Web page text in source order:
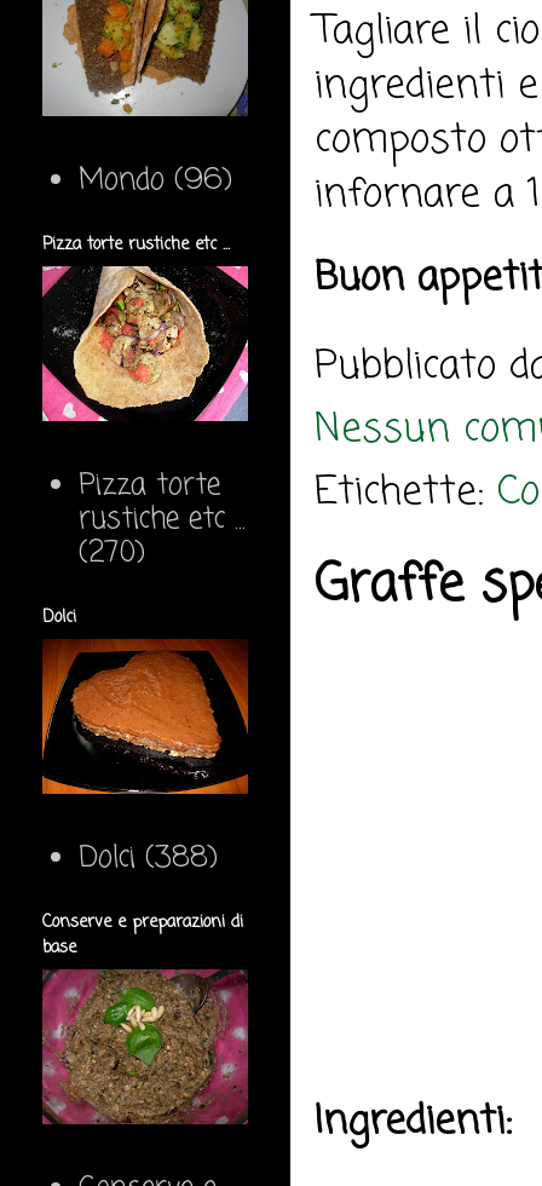
Tagliare il
ingredienti
composto
infornare a
Buon
Pubblicato
Nessun
Etichette:
Graffe
Ingredienti:
Mondo (96)
Pizza torte rustiche etc ...
Pizza torte
rustiche etc ...
(270)
Dolci
Dolci (388)
Conserve e preparazioni di
base